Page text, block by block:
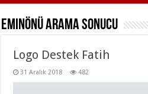
EminönüArama Sonucu
Logo Destek Fatih
31 Aralık 2018 482